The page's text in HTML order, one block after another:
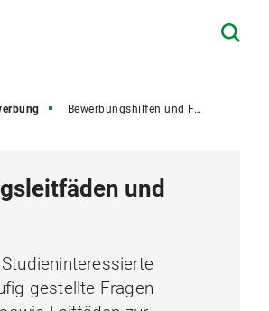
Bewerbungshilfen und FAQ
und
gestellte Fragen